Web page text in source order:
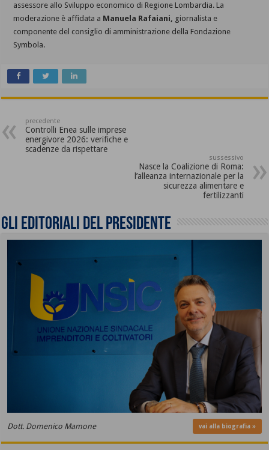
assessore allo Sviluppo economico di Regione Lombardia. La
moderazione è affidata a Manuela Rafaiani, giornalista e
componente del consiglio di amministrazione della Fondazione
Symbola.
precedente
Controlli Enea sulle imprese
energivore 2026: verifiche e
scadenze da rispettare
sussessivo
Nasce la Coalizione di Roma:
l’alleanza internazionale per la
sicurezza alimentare e
fertilizzanti
Gli editoriali del presidente
Dott. Domenico Mamone vai alla biografia »